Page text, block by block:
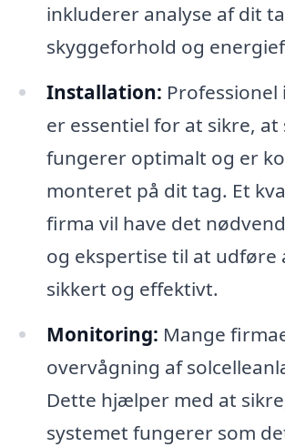
inkluderer analyse af dit
skyggeforhold og
Installation:
er essentiel for at sikre, at
fungerer optimalt og er
monteret på dit tag. Et
firma vil have det
og ekspertise til at udføre
sikkert og effektivt.
Monitoring: Mange
overvågning af
Dette hjælper med at
systemet fungerer som